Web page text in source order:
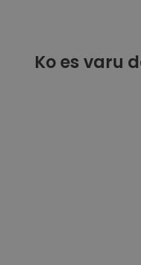
Ko es varu